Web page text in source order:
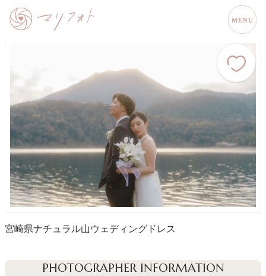
宮崎県ナチュラル山ウェディングドレス
PHOTOGRAPHER INFORMATION